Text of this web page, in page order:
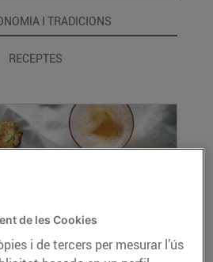
I TRADICIONS
RECEPTES
de les Cookies
i de tercers per mesurar l’ús